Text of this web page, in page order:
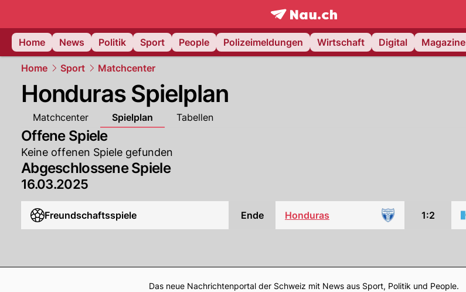
frontpage.NAU.ch
Home
News Politik Sport People Polizeimeldungen Wirtschaft Digital Magazine
Home Sport Matchcenter
Honduras Spielplan
Matchcenter
Spielplan Tabellen
Offene Spiele
Keine offenen Spiele gefunden
Abgeschlossene Spiele
16.03.2025
Freundschaftsspiele Ende Honduras 1:2
Footer
Das neue Nachrichtenportal der Schweiz mit News aus Sport, Politik und People.